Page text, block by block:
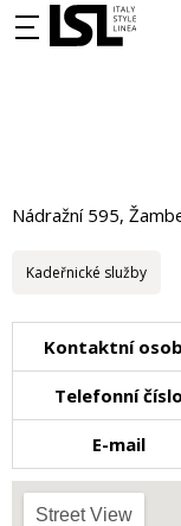
Nádražní 595,
Kadeřnické služby
Kontaktní
Telefonní číslo
E-mail
Street View